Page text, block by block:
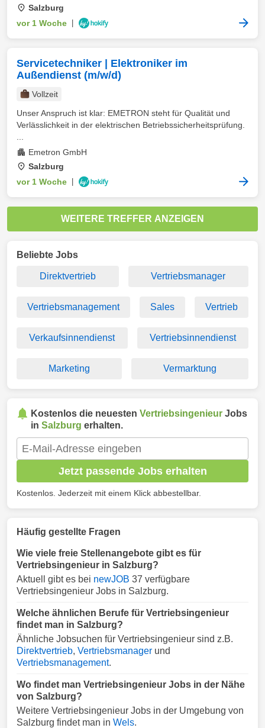
Salzburg
vor 1 Woche
Servicetechniker | Elektroniker im
Außendienst (m/w/d)
Vollzeit
Unser Anspruch ist klar: EMETRON steht für Qualität und
Verlässlichkeit in der elektrischen Betriebssicherheitsprüfung.
Emetron GmbH
Salzburg
vor 1 Woche
WEITERE TREFFER ANZEIGEN
Beliebte Jobs
Direktvertrieb Vertriebsmanager
Vertriebsmanagement Sales Vertrieb
Verkaufsinnendienst Vertriebsinnendienst
Marketing Vermarktung
Kostenlos die neuesten Vertriebsingenieur Jobs
in Salzburg erhalten.
Jetzt passende Jobs erhalten
Kostenlos. Jederzeit mit einem Klick abbestellbar.
Häufig gestellte Fragen
Wie viele freie Stellenangebote gibt es für
Vertriebsingenieur in Salzburg?
Aktuell gibt es bei newJOB 37 verfügbare
Vertriebsingenieur Jobs in Salzburg.
Welche ähnlichen Berufe für Vertriebsingenieur
findet man in Salzburg?
Ähnliche Jobsuchen für Vertriebsingenieur sind z.B.
Direktvertrieb, Vertriebsmanager und
Vertriebsmanagement.
Wo findet man Vertriebsingenieur Jobs in der Nähe
von Salzburg?
Weitere Vertriebsingenieur Jobs in der Umgebung von
Salzburg findet man in Wels.